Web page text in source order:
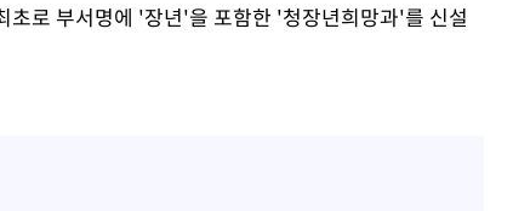
초로 부서명에 '장년'을 포함한 '청장년희망과'를 신설